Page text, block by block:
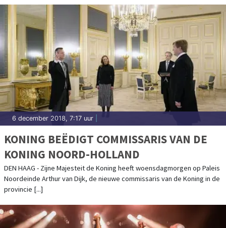
6 december 2018, 7:17 uur
KONING BEËDIGT COMMISSARIS VAN DE
KONING NOORD-HOLLAND
DEN HAAG - Zijne Majesteit de Koning heeft woensdagmorgen op Paleis
Noordeinde Arthur van Dijk, de nieuwe commissaris van de Koning in de
provincie [...]